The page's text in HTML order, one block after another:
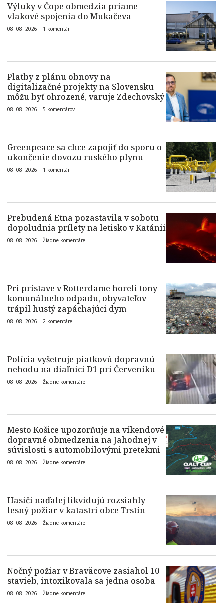
Výluky v Čope obmedzia priame
vlakové spojenia do Mukačeva
08. 08. 2026 | 1 komentár
Platby z plánu obnovy na
digitalizačné projekty na Slovensku
môžu byť ohrozené, varuje Zdechovský
08. 08. 2026 | 5 komentárov
Greenpeace sa chce zapojiť do sporu o
ukončenie dovozu ruského plynu
08. 08. 2026 | 1 komentár
Prebudená Etna pozastavila v sobotu
dopoludnia prílety na letisko v Katánii
08. 08. 2026 | Žiadne komentáre
Pri prístave v Rotterdame horeli tony
komunálneho odpadu, obyvateľov
trápil hustý zapáchajúci dym
08. 08. 2026 | 2 komentáre
Polícia vyšetruje piatkovú dopravnú
nehodu na diaľnici D1 pri Červeníku
08. 08. 2026 | Žiadne komentáre
Mesto Košice upozorňuje na víkendové
dopravné obmedzenia na Jahodnej v
súvislosti s automobilovými pretekmi
08. 08. 2026 | Žiadne komentáre
Hasiči naďalej likvidujú rozsiahly
lesný požiar v katastri obce Trstín
08. 08. 2026 | Žiadne komentáre
Nočný požiar v Braväcove zasiahol 10
stavieb, intoxikovala sa jedna osoba
08. 08. 2026 | Žiadne komentáre